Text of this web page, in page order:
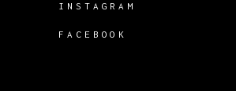
INSTAGRAM
FACEBOOK